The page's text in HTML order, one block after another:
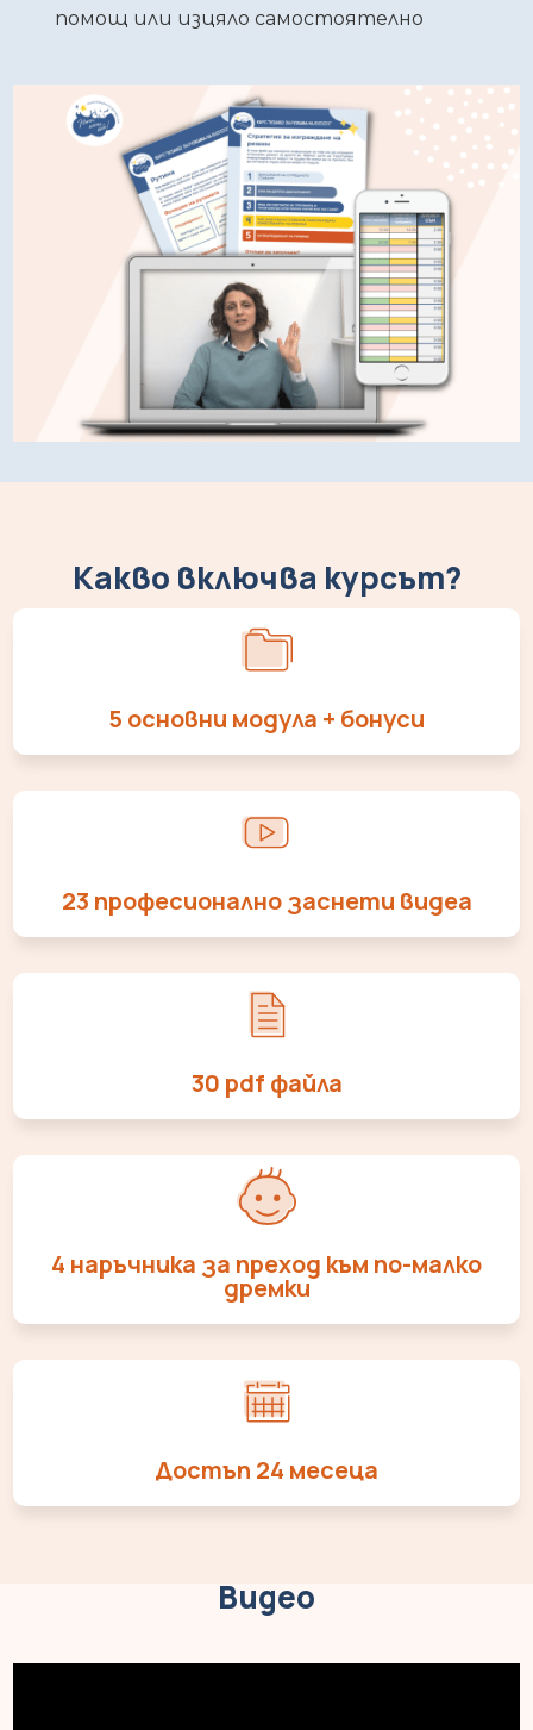
помощ или изцяло самостоятелно
Какво включва курсът?
5 основни модула + бонуси
23 професионално заснети видеа
30 pdf файла
4 наръчника за преход към по-малко
дремки
Достъп 24 месеца
Видео